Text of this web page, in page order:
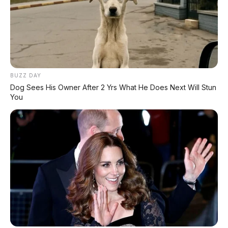
Pindah Pabrik dari Thailand atau Kena
⚡ Bus Gunung Harta Terbakar di Tol
Nganjuk, 33 Orang Selamat
Rp598 Juta
⚡ Denza Z9 GT: Shooting Brake Listrik
1.156 PS Siap Meluncur di Indonesia
⚡ Deepal L06: Sedan D-Segment dengan
Suspensi Supercar & Range 1.505 Km
BUZZ DAY
Dog Sees His Owner After 2 Yrs What He Does Next Will Stun
You